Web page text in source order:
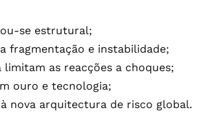
se estrutural;
fragmentação e instabilidade;
as reacções a choques;
ouro e tecnologia;
nova arquitectura de risco global.